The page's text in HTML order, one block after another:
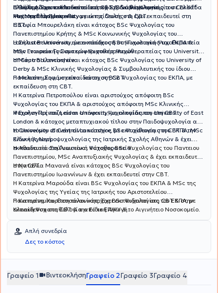
Ελλάδος. Έχει εκπαιδευτεί στη CBT & διαθέτει εμπειρία σε Ελλάδα
και Μεγάλη Βρετανία.
ολοκληρώσει το Μετεκπαιδευτικό Σεμινάριο Κλινικής
Ψυχοπαθολογίας «Παναγιώτης Ουλής» & έχει εκπαιδευτεί στη
CBT.
Η Βέρα Αδαμοπούλου είναι κάτοχος BSc Ψυχολογίας του Cardiff
Metropolitan University με εκπαίδευση στη CBT.
Η Σοφία Μπουρελάκη είναι κάτοχος BSc Ψυχολογίας του
Πανεπιστημίου Κρήτης & MSc Κοινωνικής Ψυχολογίας του
Lancaster University, με εκπαίδευση στη Γνωσιακή Ψυχοθεραπεία
στην Εταιρεία Γνωσιακών Ψυχοθεραπειών.
Η Σήλια Βενετσάνου είναι κάτοχος BSc Ψυχολογίας του ΕΚΠΑ &
MSc Γνωσιακής Συμπεριφοριστικής Ψυχοθεραπείας του University
of Central Lancashire.
Η Μάμο Βαλεντίνη είναι κάτοχος BSc Ψυχολογίας του University of
Derby & MSc Κλινικής Ψυχολογίας & Συμβουλευτικής του ίδιου
Πανεπιστημίου, με εκπαίδευση στη CBT.
Η Μελιτίνη Σηφάκη είναι κάτοχος BSc Ψυχολογίας του ΕΚΠΑ, με
εκπαίδευση στη CBT.
Η Κατερίνα Πετροπούλου είναι αριστούχος απόφοιτη BSc
Ψυχολογίας του ΕΚΠΑ & αριστούχος απόφοιτη MSc Κλινικής
Ψυχολογίας του Leiden University, με εκπαίδευση στη CBT.
Η Ειρήνη Πρίντεζη είναι απόφοιτη Ψυχολογίας του University of East
London & κάτοχος μεταπτυχιακού τίτλου στην Παιδοψυχολογία από
το University of Central Lancashire, με εκπαίδευση στη CBT & την
Ειδική Αγωγή.
Η Οικονόμου Δανάη είναι κάτοχος BSc Ψυχολογίας του ΕΚΠΑ, MSc
Κλινικής Νευροψυχολογίας της Ιατρικής Σχολής Αθηνών & έχει
εκπαιδευτεί στη Γνωσιακή Ψυχοθεραπεία.
Η Αθανασία Σούλιου είναι κάτοχος BSc Ψυχολογίας του Παντειου
Πανεπιστημίου, MSc Αναπτυξιακής Ψυχολογίας & έχει εκπαιδευτεί
στην CBT.
Η Ναταλία Μανανά είναι κάτοχος BSc Ψυχολογίας του
Πανεπιστημίου Ιωαννίνων & έχει εκπαιδευτεί στην CBT.
Η Κατερίνα Μαρούδα είναι BSc Ψυχολογίας του ΕΚΠΑ & MSc της
Ψυχολογίας της Υγείας της Ιατρικής του Αριστοτελείου
Πανεπιστημίου Θεσσαλονίκης. Έχει εκπαιδευτεί στη CBT & στην
Κλινική Ψυχοπαθολογία από το ΕΠΙΨΥ & το Αιγινήτειο Νοσοκομείο.
Η Κατερίνα Χαρίτση είναι κάτοχος BSc Ψυχολογίας του ΕΚΠΑ, με
εκπαίδευση στη CBT & την Ειδική Αγωγή.
Απλή συνεδρία
Δες το κόστος
Γραφείο 1 ΒιντεοκλήσηΓραφείο 2Γραφείο 3Γραφείο 4